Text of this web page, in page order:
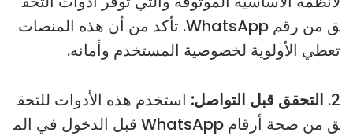
ق من رقم WhatsApp. تأكد من أن هذه المنصات
تعطي الأولوية لخصوصية المستخدم وأمانه.
2. التحقق قبل التواصل: استخدم هذه الأدوات للتحق
ق من صحة أرقام WhatsApp قبل الدخول في الم